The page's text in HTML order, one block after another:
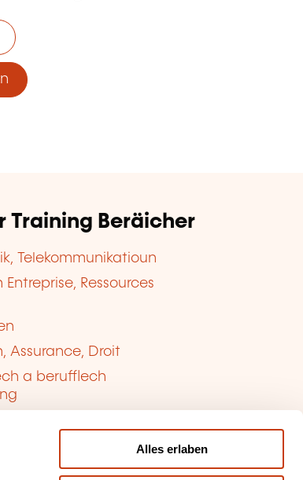
Alles erlaben
Training Beräicher
Telekommunikatioun
Entreprise, Ressources
Assurance, Droit
a berufflech